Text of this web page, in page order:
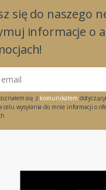
się do naszego
informacje o
się z komunikatem
celu wysyłania do mnie informacji o